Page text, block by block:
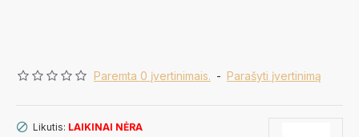
Paremta 0 įvertinimais. - Parašyti įvertinimą
Likutis: LAIKINAI NĖRA